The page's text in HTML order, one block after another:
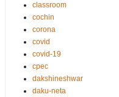
classroom
cochin
corona
covid
covid-19
cpec
dakshineshwar
daku-neta